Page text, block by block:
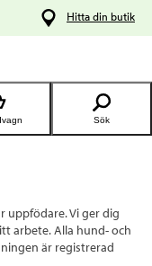
Hitta din butik
Sök
uppfödare. Vi ger dig
arbete. Alla hund- och
är registrerad